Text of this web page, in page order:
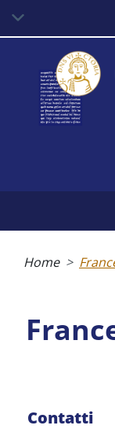
contenuto
Home
Contatti